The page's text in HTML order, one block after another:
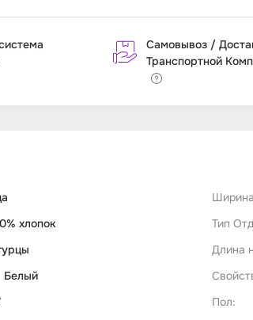
Самовывоз /
Транспортной
хлопок
Белый
Тип
Длина
Пол: